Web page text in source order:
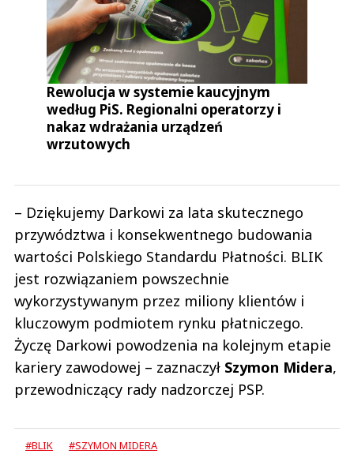
Rewolucja w systemie kaucyjnym
według PiS. Regionalni operatorzy i
nakaz wdrażania urządzeń
wrzutowych
– Dziękujemy Darkowi za lata skutecznego
przywództwa i konsekwentnego budowania
wartości Polskiego Standardu Płatności. BLIK
jest rozwiązaniem powszechnie
wykorzystywanym przez miliony klientów i
kluczowym podmiotem rynku płatniczego.
Życzę Darkowi powodzenia na kolejnym etapie
kariery zawodowej – zaznaczył Szymon Midera,
przewodniczący rady nadzorczej PSP.
#BLIK
#SZYMON MIDERA